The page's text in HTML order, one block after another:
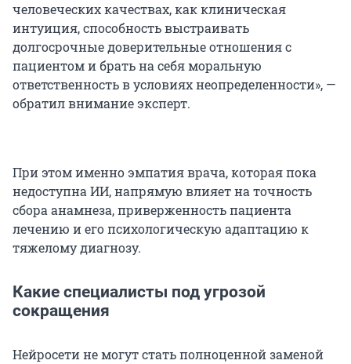
человеческих качествах, как клиническая
интуиция, способность выстраивать
долгосрочные доверительные отношения с
пациентом и брать на себя моральную
ответственность в условиях неопределенности», —
обратил внимание эксперт.
При этом именно эмпатия врача, которая пока
недоступна ИИ, напрямую влияет на точность
сбора анамнеза, приверженность пациента
лечению и его психологическую адаптацию к
тяжелому диагнозу.
Какие специалисты под угрозой
сокращения
Нейросети не могут стать полноценной заменой